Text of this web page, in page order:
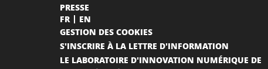
PRESSE
FR
EN
GESTION DES COOKIES
S'INSCRIRE À LA LETTRE D'INFORMATION
LE LABORATOIRE D'INNOVATION NUMÉRIQUE DE